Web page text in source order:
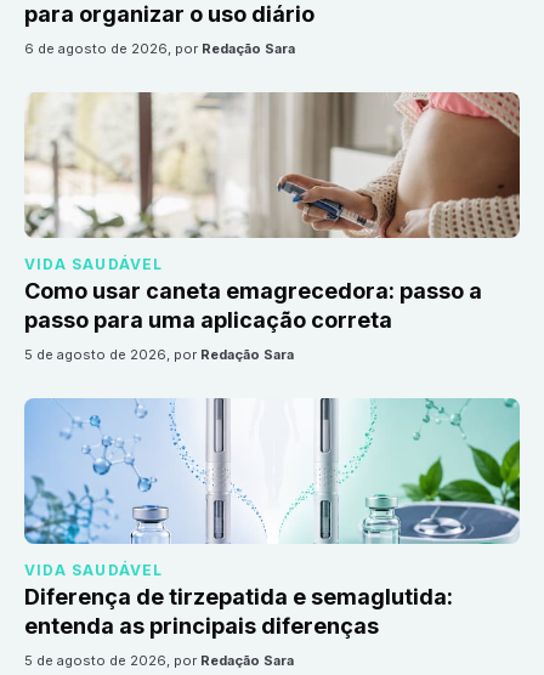
para organizar o uso diário
6 de agosto de 2026, por Redação Sara
VIDA SAUDÁVEL
Como usar caneta emagrecedora: passo a
passo para uma aplicação correta
5 de agosto de 2026, por Redação Sara
VIDA SAUDÁVEL
Diferença de tirzepatida e semaglutida:
entenda as principais diferenças
5 de agosto de 2026, por Redação Sara